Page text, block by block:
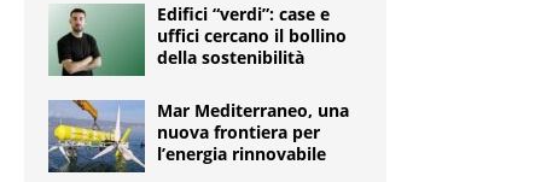
Edifici “verdi”: case e
uffici cercano il bollino
della sostenibilità
Mar Mediterraneo, una
nuova frontiera per
l’energia rinnovabile